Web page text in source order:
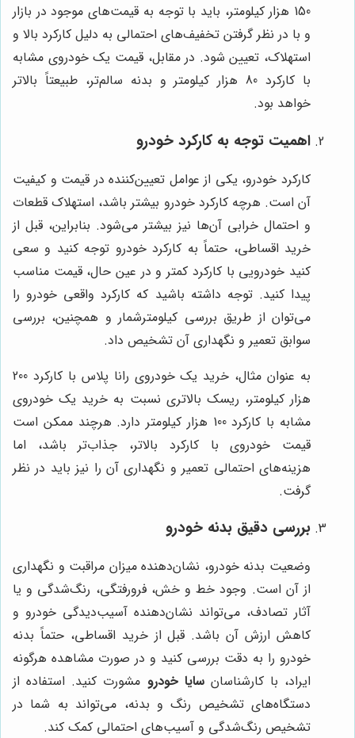
150 هزار کیلومتر، باید با توجه به قیمت‌های موجود در بازار
و با در نظر گرفتن تخفیف‌های احتمالی به دلیل کارکرد بالا و
استهلاک، تعیین شود. در مقابل، قیمت یک خودروی مشابه
با کارکرد 80 هزار کیلومتر و بدنه سالم‌تر، طبیعتاً بالاتر
خواهد بود.
اهمیت توجه به کارکرد خودرو
کارکرد خودرو، یکی از عوامل تعیین‌کننده در قیمت و کیفیت
آن است. هرچه کارکرد خودرو بیشتر باشد، استهلاک قطعات
و احتمال خرابی آن‌ها نیز بیشتر می‌شود. بنابراین، قبل از
خرید اقساطی، حتماً به کارکرد خودرو توجه کنید و سعی
کنید خودرویی با کارکرد کمتر و در عین حال، قیمت مناسب
پیدا کنید. توجه داشته باشید که کارکرد واقعی خودرو را
می‌توان از طریق بررسی کیلومترشمار و همچنین، بررسی
سوابق تعمیر و نگهداری آن تشخیص داد.
به عنوان مثال، خرید یک خودروی رانا پلاس با کارکرد 200
هزار کیلومتر، ریسک بالاتری نسبت به خرید یک خودروی
مشابه با کارکرد 100 هزار کیلومتر دارد. هرچند ممکن است
قیمت خودروی با کارکرد بالاتر، جذاب‌تر باشد، اما
هزینه‌های احتمالی تعمیر و نگهداری آن را نیز باید در نظر
گرفت.
بررسی دقیق بدنه خودرو
وضعیت بدنه خودرو، نشان‌دهنده میزان مراقبت و نگهداری
از آن است. وجود خط و خش، فرورفتگی، رنگ‌شدگی و یا
آثار تصادف، می‌تواند نشان‌دهنده آسیب‌دیدگی خودرو و
کاهش ارزش آن باشد. قبل از خرید اقساطی، حتماً بدنه
خودرو را به دقت بررسی کنید و در صورت مشاهده هرگونه
ایراد، با کارشناسانسایا خودرو مشورت کنید. استفاده از
دستگاه‌های تشخیص رنگ و بدنه، می‌تواند به شما در
تشخیص رنگ‌شدگی و آسیب‌های احتمالی کمک کند.